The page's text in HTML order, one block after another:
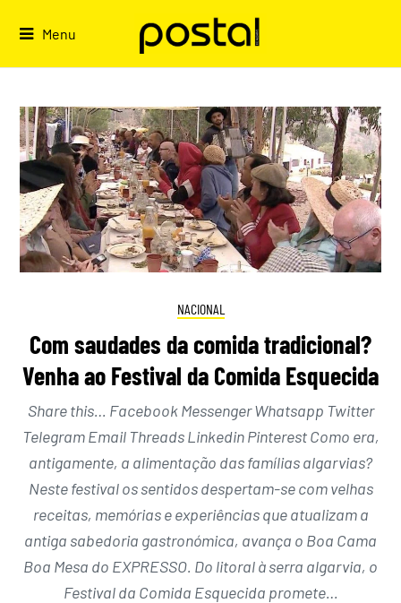
Menu
NACIONAL
Com saudades da comida tradicional?
Venha ao Festival da Comida Esquecida
Share this… Facebook Messenger Whatsapp Twitter
Telegram Email Threads Linkedin Pinterest Como era,
antigamente, a alimentação das famílias algarvias?
Neste festival os sentidos despertam-se com velhas
receitas, memórias e experiências que atualizam a
antiga sabedoria gastronómica, avança o Boa Cama
Boa Mesa do EXPRESSO. Do litoral à serra algarvia, o
Festival da Comida Esquecida promete…